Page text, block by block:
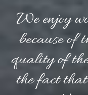
We enjoy
because of
quality of
the fact